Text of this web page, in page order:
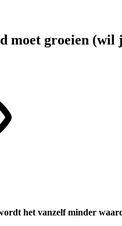
moet groeien
het vanzelf minder